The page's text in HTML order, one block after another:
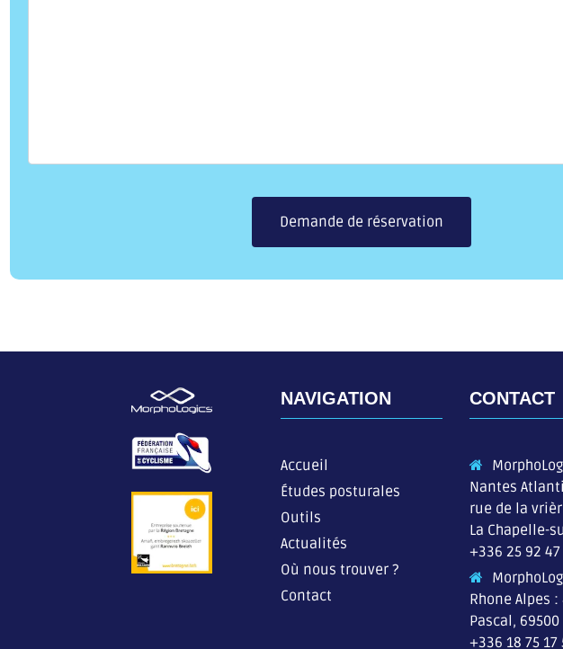
Demande de réservation
NAVIGATION
Accueil
Études posturales
Outils
Actualités
Où nous trouver ?
Contact
CONTACT
Nantes
rue de la
La Chapelle-
+336 25 92
Rhone Alpes
Pascal, 69500
+336 18 75 17